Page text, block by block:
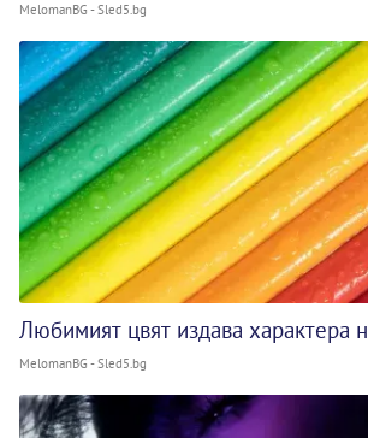
MelomanBG - Sled5.bg
Любимият цвят издава характера
MelomanBG - Sled5.bg